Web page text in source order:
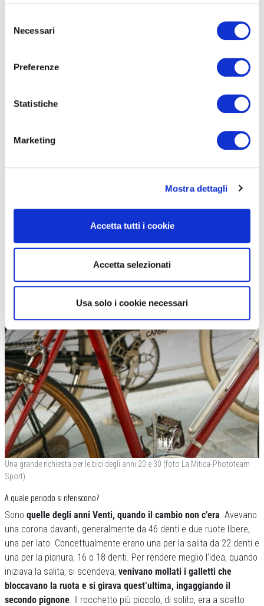
delNecessari
Preferenze
Statistiche
Marketing
Mostra dettagli
Accetta tutti i cookie
Accetta selezionati
Usa solo i cookie necessari
Restaurare è come ridare una vita alla bicicletta?
malmesse, ma che hanno una storia. Piuttosto di buttarle ci si
mette mano con restauri e opere di ricerca che sono impegnativi,
hanno anche100 anni
sono tornate anche le bici
Una grande richiesta per le bici degli anni 20 e 30 (foto La Mitica-Phototeam
Sport)
A quale periodo si riferiscono?
Sono quelle degli anni Venti, quando il cambio non c’era . Avevano
una corona davanti, generalmente da 46 denti e due ruote libere,
una per lato. Concettualmente erano una per la salita da 22 denti e
una per la pianura, 16 o 18 denti. Per rendere meglio l’idea, quando
iniziava la salita, si scendeva, venivano mollati i galletti che
bloccavano la ruota e si girava quest’ultima, ingaggiando il
secondo pignone . Il rocchetto più piccolo, di solito, era a scatto